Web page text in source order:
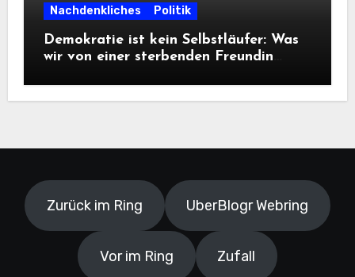
Nachdenkliches Politik
Demokratie ist kein Selbstläufer: Was
wir von einer sterbenden Freundin
Zurück im Ring UberBlogr Webring
Vor im Ring Zufall